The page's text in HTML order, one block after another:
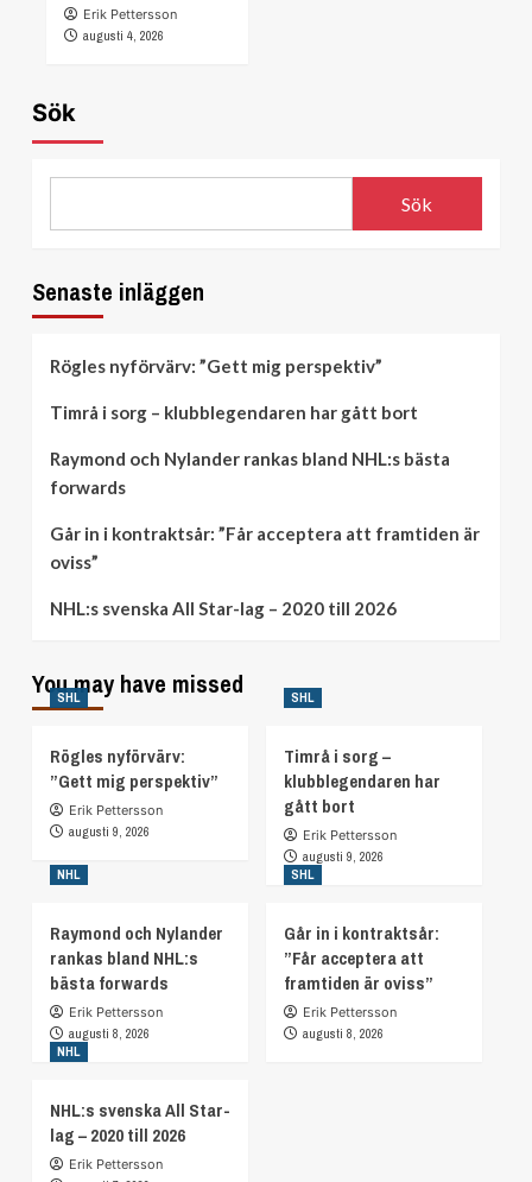
Erik Pettersson
augusti 4, 2026
Sök
Sök
Senaste inläggen
Rögles nyförvärv: ”Gett mig perspektiv”
Timrå i sorg – klubblegendaren har gått bort
Raymond och Nylander rankas bland NHL:s bästa
forwards
Går in i kontraktsår: ”Får acceptera att framtiden är
oviss”
NHL:s svenska All Star-lag – 2020 till 2026
You may have missed
SHL
Rögles nyförvärv:
”Gett mig perspektiv”
Erik Pettersson
augusti 9, 2026
SHL
Timrå i sorg –
klubblegendaren har
gått bort
Erik Pettersson
augusti 9, 2026
NHL
Raymond och Nylander
rankas bland NHL:s
bästa forwards
Erik Pettersson
augusti 8, 2026
SHL
Går in i kontraktsår:
”Får acceptera att
framtiden är oviss”
Erik Pettersson
augusti 8, 2026
NHL
NHL:s svenska All Star-
lag – 2020 till 2026
Erik Pettersson